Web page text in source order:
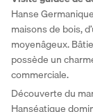
Hanse
maisons de bois,
moyenâgeux.
possède un
commerciale.
Découverte du
Hanséatique